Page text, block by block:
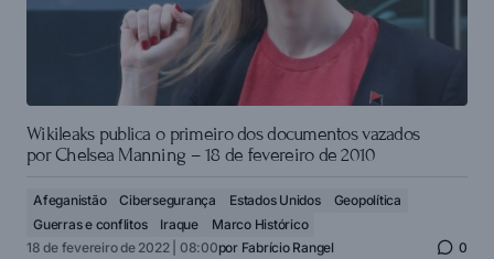
Wikileaks publica o primeiro dos documentos vazados
por Chelsea Manning – 18 de fevereiro de 2010
Afeganistão Cibersegurança Estados Unidos
Geopolítica
Guerras e conflitos
Iraque
Marco Histórico
18 de fevereiro de 2022 | 08:00por Fabrício Rangel 0